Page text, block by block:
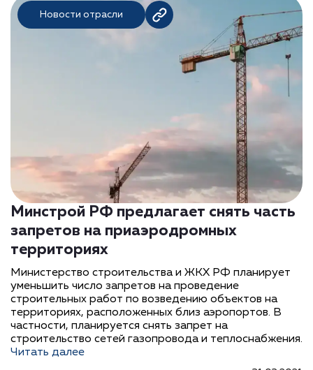
Новости отрасли
Минстрой РФ предлагает снять часть
запретов на приаэродромных
территориях
Министерство строительства и ЖКХ РФ планирует
уменьшить число запретов на проведение
строительных работ по возведению объектов на
территориях, расположенных близ аэропортов. В
частности, планируется снять запрет на
строительство сетей газопровода и теплоснабжения.
Читать далее